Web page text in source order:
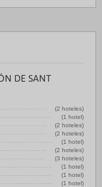
DE SANT
(2 hoteles)
(1 hotel)
(2 hoteles)
(2 hoteles)
(1 hotel)
(2 hoteles)
(3 hoteles)
(1 hotel)
(1 hotel)
(1 hotel)